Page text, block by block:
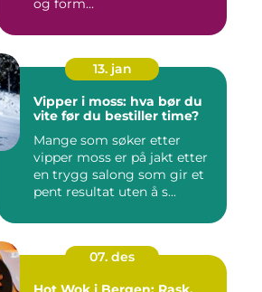
og form...
13. jan
Vipper i moss: hva bør du
vite før du bestiller time?
Mange som søker etter
vipper moss er på jakt etter
en trygg salong som gir et
pent resultat uten å s...
07. des